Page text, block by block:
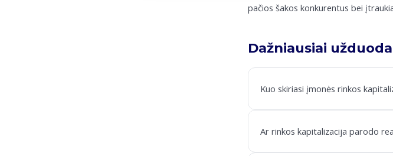
pačios šakos konkurentus bei
Dažniausiai
Kuo skiriasi įmonės rinkos
Ar rinkos kapitalizacija parodo